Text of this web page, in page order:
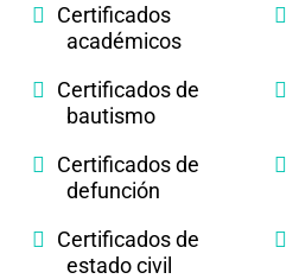
Certificados
académicos
Certificados de
bautismo
Certificados de
defunción
Certificados de
estado civil